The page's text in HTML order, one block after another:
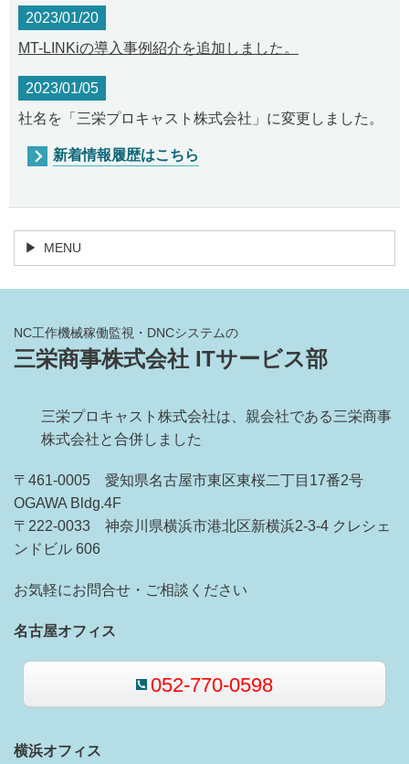
2023/01/20
MT-LINKiの導入事例紹介を追加しました。
2023/01/05
社名を「三栄プロキャスト株式会社」に変更しました。
新着情報履歴はこちら
MENU
NC工作機械稼働監視・DNCシステムの
三栄商事株式会社 ITサービス部
三栄プロキャスト株式会社は、親会社である三栄商事
株式会社と合併しました
〒461-0005 愛知県名古屋市東区東桜二丁目17番2号
OGAWA Bldg.4F
〒222-0033 神奈川県横浜市港北区新横浜2-3-4 クレシェ
ンドビル 606
お気軽にお問合せ・ご相談ください
名古屋オフィス
052-770-0598
横浜オフィス